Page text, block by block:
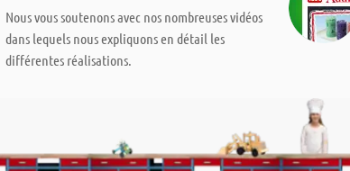
Nous vous soutenons avec nos nombreuses vidéos
dans lequels nous expliquons en détail les
différentes réalisations.